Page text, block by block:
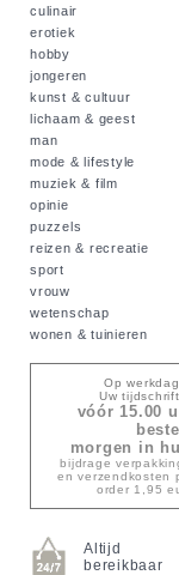
culinair
erotiek
hobby
jongeren
kunst & cultuur
lichaam & geest
man
mode & lifestyle
muziek & film
opinie
puzzels
reizen & recreatie
sport
vrouw
wetenschap
wonen & tuinieren
Op
Uw
vóór 15.00
morgen in
bijdrage
en verzendkosten
order 1,95
Altijd
bereikbaar